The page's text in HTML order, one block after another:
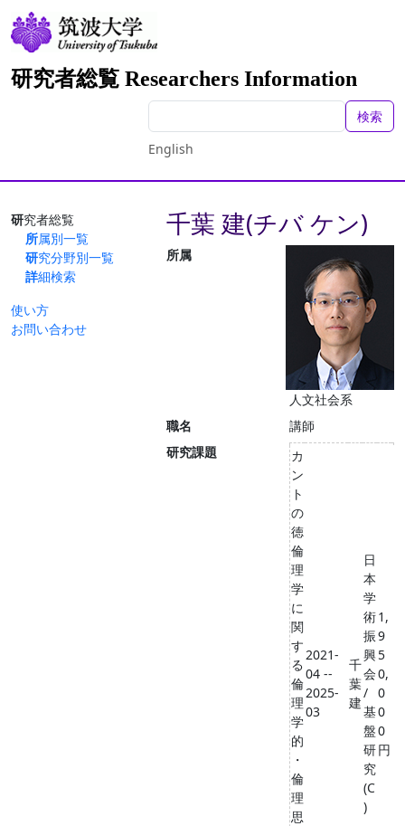
研究者総覧 Researchers Information
検索
English
研究者総覧
所属別一覧
研究分野別一覧
詳細検索
使い方
お問い合わせ
千葉 建(チバ ケン)
所属
人文社会系
職名
講師
研究課題
カ
ン
ト
の
徳
倫
理
学
に
関
す
る
倫
理
学
的
・
倫
理
思
2021-
04 --
2025-
03
千
葉
建
日
本
学
術
振
興
会
/
基
盤
研
究
(C
)
1,
9
5
0,
0
0
0
円